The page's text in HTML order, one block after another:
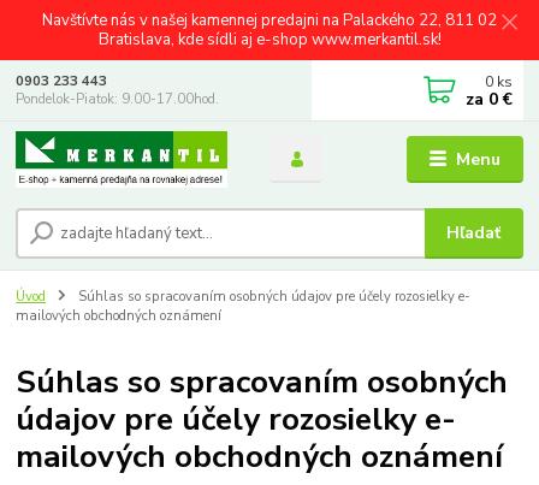
Navštívte nás v našej kamennej predajni na Palackého 22, 811 02
Bratislava, kde sídli aj e-shop www.merkantil.sk!
Menu
Hľadať
0903 233 443
Pondelok-Piatok: 9.00-17.00hod.
0 ks
za 0 €
Úvod
Súhlas so spracovaním osobných údajov pre účely rozosielky e-
mailových obchodných oznámení
Súhlas so spracovaním osobných
údajov pre účely rozosielky e-
mailových obchodných oznámení